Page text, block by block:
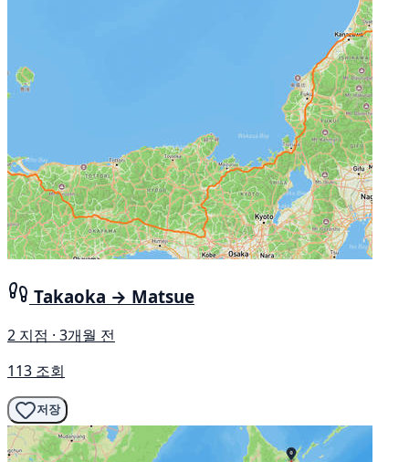
Takaoka → Matsue
2 지점 · 3개월 전
113 조회
저장